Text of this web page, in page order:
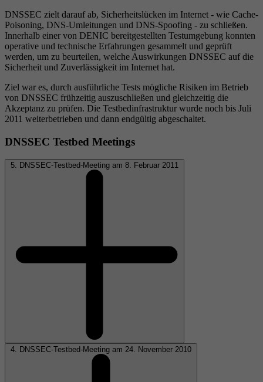
DNSSEC zielt darauf ab, Sicherheitslücken im Internet - wie Cache-
Poisoning, DNS-Umleitungen und DNS-Spoofing - zu schließen.
Innerhalb einer von DENIC bereitgestellten Testumgebung konnten
operative und technische Erfahrungen gesammelt und geprüft
werden, um zu beurteilen, welche Auswirkungen DNSSEC auf die
Sicherheit und Zuverlässigkeit im Internet hat.
Ziel war es, durch ausführliche Tests mögliche Risiken im Betrieb
von DNSSEC frühzeitig auszuschließen und gleichzeitig die
Akzeptanz zu prüfen. Die Testbedinfrastruktur wurde noch bis Juli
2011 weiterbetrieben und dann endgültig abgeschaltet.
DNSSEC Testbed Meetings
5. DNSSEC-Testbed-Meeting am 8. Februar 2011
4. DNSSEC-Testbed-Meeting am 24. November 2010